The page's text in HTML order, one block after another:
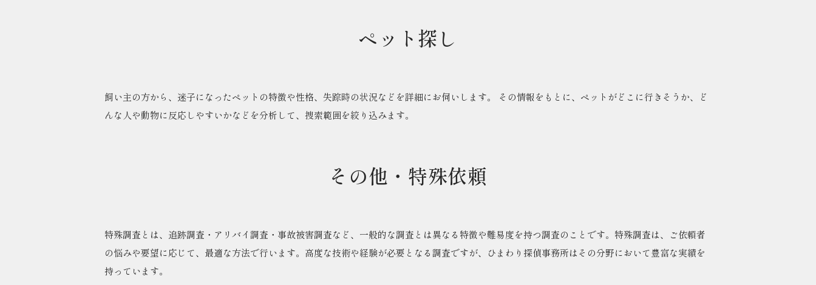
ペット探し
飼い主の方から、迷子になったペットの特徴や性格、失踪時の状況などを詳細にお伺いします。 その情報をもとに、ペットがどこに行きそうか、ど
んな人や動物に反応しやすいかなどを分析して、捜索範囲を絞り込みます。
その他・特殊依頼
特殊調査とは、追跡調査・アリバイ調査・事故被害調査など、一般的な調査とは異なる特徴や難易度を持つ調査のことです。特殊調査は、ご依頼者
の悩みや要望に応じて、最適な方法で行います。高度な技術や経験が必要となる調査ですが、ひまわり探偵事務所はその分野において豊富な実績を
持っています。